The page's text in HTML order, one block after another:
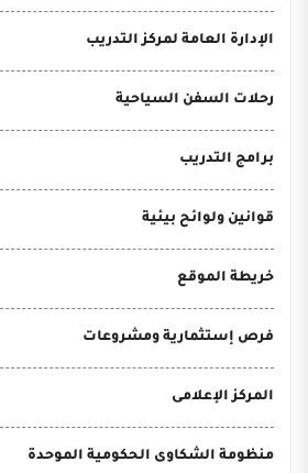
الإدارة العامة لمركز التدريب
رحلات السفن السياحية
برامج التدريب
قوانين ولوائح بيئية
خريطة الموقع
فرص إستثمارية ومشروعات
المركز الإعلامى
منظومة الشكاوى الحكومية الموحدة